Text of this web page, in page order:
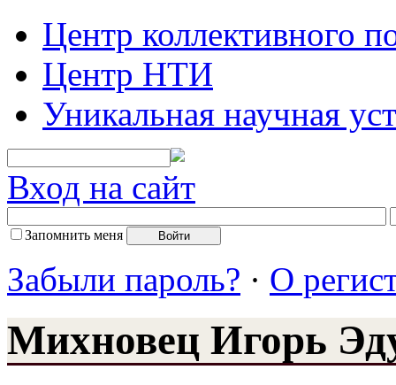
Центр коллективного
Центр НТИ
Уникальная научная
Вход на сайт
Запомнить меня
Забыли пароль? · О
Михновец Игорь